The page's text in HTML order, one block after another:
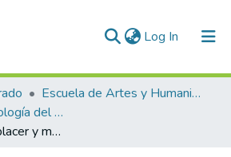
Log In (current)
Escuela de Artes y Humanidades
Maestría en Psicología del Trabajo y de las Organizaciones (tesis)
Experiencias de placer y malestar en el trabajo en un grupo de mujeres empleadas de empresas prestadoras de servicios de aseo